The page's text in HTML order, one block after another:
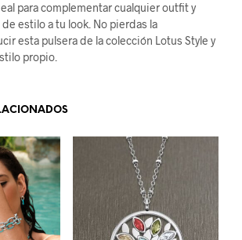
para complementar cualquier outfit y
estilo a tu look. No pierdas la
esta pulsera de la colección Lotus Style y
propio.